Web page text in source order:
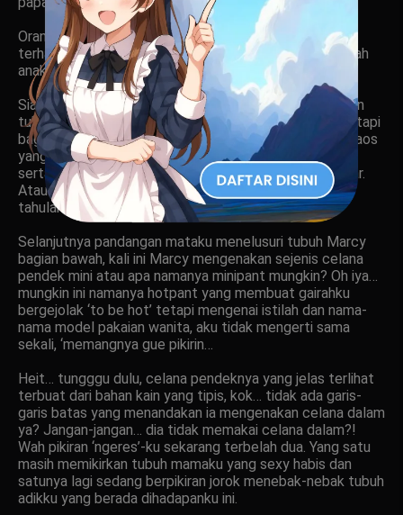
Orangtua kami happy saja tanpa meralat panggilan
terhadap diri mereka. Aku Rodri dan adikku Marcy adalah
anak-anak kandung mereka yang sangat mereka kasihi.
Siang ini Marcy sudah mengganti bajunya, untuk balutan
tubuhnya bagian atas, dia mengenakan sejenis T-shirt, tapi
bagian bawahnya lebih pendek dari T-shirt umumnya, kaos
yang dikenakan sekarang itu tidak bisa menutupi pusar
serta perut datarnya ini membuat hatiku mulai bergetar.
Atau inikah yang disebut busana model tanktop, tak
tahulah…
Selanjutnya pandangan mataku menelusuri tubuh Marcy
bagian bawah, kali ini Marcy mengenakan sejenis celana
pendek mini atau apa namanya minipant mungkin? Oh iya…
mungkin ini namanya hotpant yang membuat gairahku
bergejolak ‘to be hot’ tetapi mengenai istilah dan nama-
nama model pakaian wanita, aku tidak mengerti sama
sekali, ‘memangnya gue pikirin…
Heit… tungggu dulu, celana pendeknya yang jelas terlihat
terbuat dari bahan kain yang tipis, kok… tidak ada garis-
garis batas yang menandakan ia mengenakan celana dalam
ya? Jangan-jangan… dia tidak memakai celana dalam?!
Wah pikiran ‘ngeres’-ku sekarang terbelah dua. Yang satu
masih memikirkan tubuh mamaku yang sexy habis dan
satunya lagi sedang berpikiran jorok menebak-nebak tubuh
adikku yang berada dihadapanku ini.